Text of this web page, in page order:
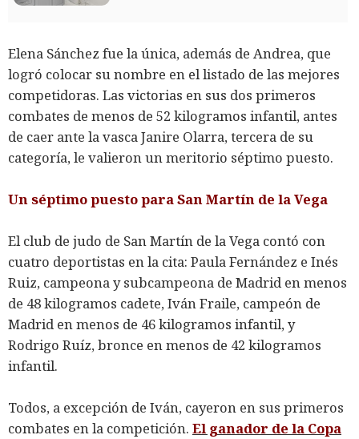
Elena Sánchez fue la única, además de Andrea, que
logró colocar su nombre en el listado de las mejores
competidoras. Las victorias en sus dos primeros
combates de menos de 52 kilogramos infantil, antes
de caer ante la vasca Janire Olarra, tercera de su
categoría, le valieron un meritorio séptimo puesto.
Un séptimo puesto para San Martín de la Vega
El club de judo de San Martín de la Vega contó con
cuatro deportistas en la cita: Paula Fernández e Inés
Ruiz, campeona y subcampeona de Madrid en menos
de 48 kilogramos cadete, Iván Fraile, campeón de
Madrid en menos de 46 kilogramos infantil, y
Rodrigo Ruíz, bronce en menos de 42 kilogramos
infantil.
Todos, a excepción de Iván, cayeron en sus primeros
combates en la competición. El ganador de la Copa